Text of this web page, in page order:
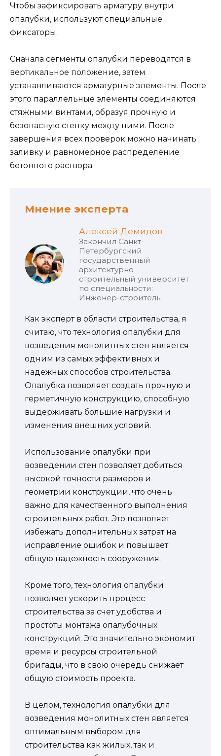
Чтобы зафиксировать арматуру внутри
опалубки, используют специальные
фиксаторы.
Сначала сегменты опалубки переводятся в
вертикальное положение, затем
устанавливаются арматурные элементы. После
этого параллельные элементы соединяются
стяжными винтами, образуя прочную и
безопасную стенку между ними. После
завершения всех проверок можно начинать
заливку и равномерное распределение
бетонного раствора.
Мнение эксперта
Алексей Демидов
Закончил Санкт-
Петербургский
государственный
архитектурно-
строительный университет
по специальности:
Инженер-строитель
Как эксперт в области строительства, я
считаю, что технология опалубки для
возведения монолитных стен является
одним из самых эффективных и
надежных способов строительства.
Опалубка позволяет создать прочную и
герметичную конструкцию, способную
выдерживать большие нагрузки и
изменения внешних условий.
Использование опалубки при
возведении стен позволяет добиться
высокой точности размеров и
геометрии конструкции, что очень
важно для качественного выполнения
строительных работ. Это позволяет
избежать дополнительных затрат на
исправление ошибок и повышает
общую надежность сооружения.
Кроме того, технология опалубки
позволяет ускорить процесс
строительства за счет удобства и
простоты монтажа опалубочных
конструкций. Это значительно экономит
время и ресурсы строительной
бригады, что в свою очередь снижает
общую стоимость проекта.
В целом, технология опалубки для
возведения монолитных стен является
оптимальным выбором для
строительства как жилых, так и